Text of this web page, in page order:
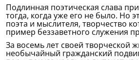
Подлинная поэтическая слава
тогда, когда уже его не было. Но
поэта и мыслителя, творчество
пример беззаветного служения
За восемь лет своей творческой
необычайный гражданский